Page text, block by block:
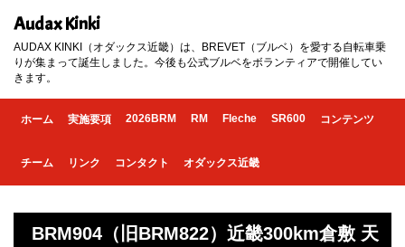
Audax Kinki
AUDAX KINKI（オダックス近畿）は、BREVET（ブルベ）を愛する自転車乗
りが集まって誕生しました。今後も公式ブルベをボランティアで開催してい
きます。
ホーム 実施要項 2026BRM RM Fleche SR600 コンテンツ
チーム リンク コンタクト オダックス近畿
BRM904（旧BRM822）近畿300km倉敷 天